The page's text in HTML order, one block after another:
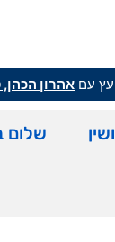
עם אהרון
שלום